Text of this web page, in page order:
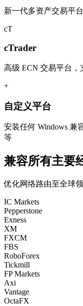
新一代多资产交易平
cT
cTrader
高级 ECN 交易平台，
+
自定义平台
安装任何 Windows 兼
等
兼容所有主要
优化网络路由至全球
IC Markets
Pepperstone
Exness
XM
FXCM
FBS
RoboForex
Tickmill
FP Markets
Axi
Vantage
OctaFX